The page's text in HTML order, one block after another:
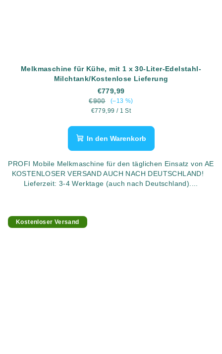
Melkmaschine für Kühe, mit 1 x 30-Liter-Edelstahl-
Milchtank/Kostenlose Lieferung
€779,99
€900
(–13 %)
Verkaufspreis:
€779,99 / 1 St
In den Warenkorb
PROFI Mobile Melkmaschine für den täglichen Einsatz von AE
KOSTENLOSER VERSAND AUCH NACH DEUTSCHLAND!
Lieferzeit: 3-4 Werktage (auch nach Deutschland)....
Kostenloser Versand